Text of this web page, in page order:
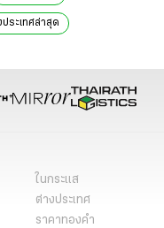
ระเทศล่าสุด
ในกระแส
ต่างประเทศ
ราคาทองคำ